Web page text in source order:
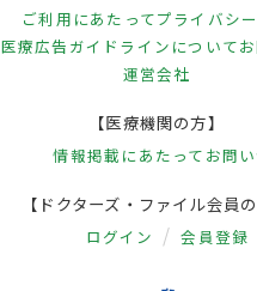
ご利用にあたってプライバシ
医療広告ガイドラインについて
運営会社
【医療機関の方】
情報掲載にあたって お問
【ドクターズ・ファイル会員の
ログイン 会員登録